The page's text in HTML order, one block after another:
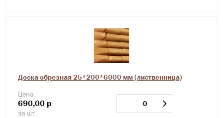
Доска обрезная 25*200*6000 мм (лиственница)
Цена
690,00 р
за шт